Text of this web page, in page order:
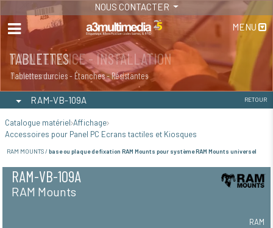
NOUS CONTACTER
MENU
MAINTENANCE - INSTALLATION
Maintenance
TABLETTES
Tablettes durcies - Étanches - Résistantes
RAM-VB-109A RETOUR
Catalogue matériel Affichage
Accessoires pour Panel PC Ecrans tactiles et Kiosques
RAM MOUNTS / base ou plaque de fixation RAM Mounts pour système RAM Mounts universel
RAM-VB-109A
RAM Mounts
RAM